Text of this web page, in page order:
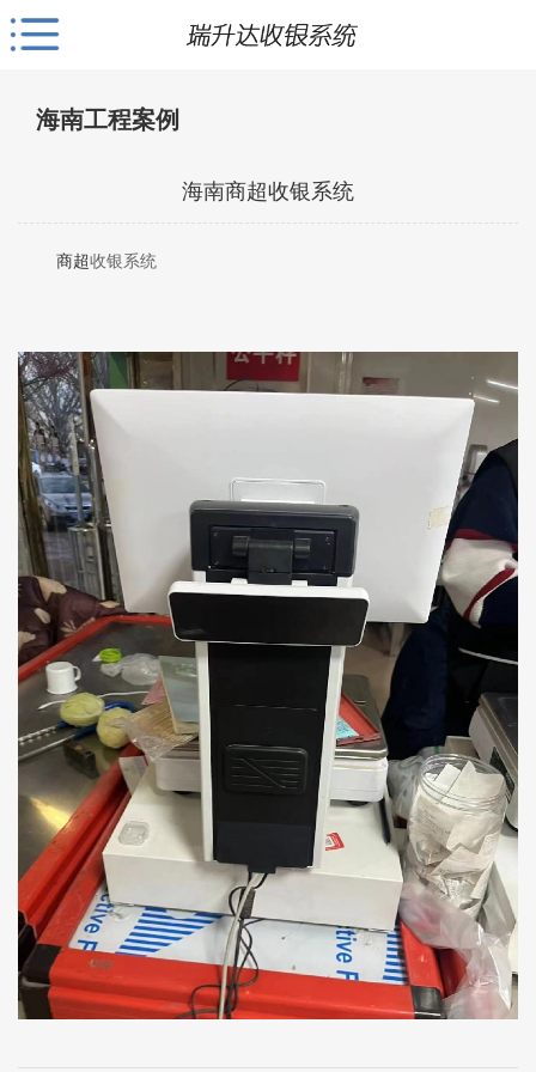
海南工程案例
海南商超收银系统
商超收银系统